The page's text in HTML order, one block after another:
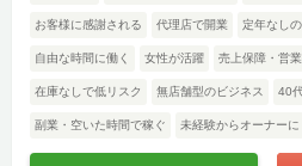
お客様に感謝される 代理店で開業 定年なし
自由な時間に働く 女性が活躍 売上保障・営
在庫なしで低リスク 無店舗型のビジネス 40
副業・空いた時間で稼ぐ 未経験からオーナーに